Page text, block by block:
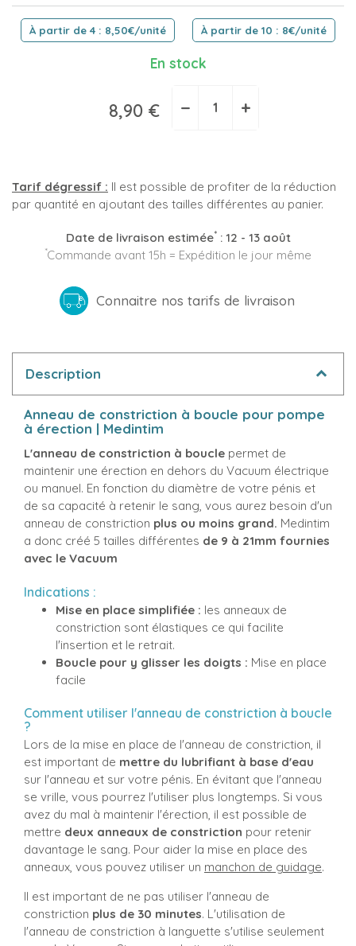
(87 avis)
À partir de 4 : 8,50€/unité À partir de 10 : 8€/unité
En stock
8,90 € − +
Tarif dégressif : Il est possible de profiter de la réduction
par quantité en ajoutant des tailles différentes au panier.
Date de livraison estimée*: 12 - 13 août
*Commande avant 15h = Expédition le jour même
Connaitre nos tarifs de livraison
Description
Anneau de constriction à boucle pour pompe
à érection | Medintim
L'anneau de constriction à boucle permet de
maintenir une érection en dehors du Vacuum électrique
ou manuel. En fonction du diamètre de votre pénis et
de sa capacité à retenir le sang, vous aurez besoin d'un
anneau de constriction plus ou moins grand. Medintim
a donc créé 5 tailles différentes de 9 à 21mm fournies
avec le Vacuum
Indications :
Mise en place simplifiée : les anneaux de
constriction sont élastiques ce qui facilite
l'insertion et le retrait.
Boucle pour y glisser les doigts : Mise en place
facile
Comment utiliser l'anneau de constriction à boucle
?
Lors de la mise en place de l'anneau de constriction, il
est important de mettre du lubrifiant à base d'eau
sur l'anneau et sur votre pénis. En évitant que l'anneau
se vrille, vous pourrez l'utiliser plus longtemps. Si vous
avez du mal à maintenir l'érection, il est possible de
mettre deux anneaux de constriction pour retenir
davantage le sang. Pour aider la mise en place des
anneaux, vous pouvez utiliser un manchon de guidage.
Il est important de ne pas utiliser l'anneau de
constriction plus de 30 minutes. L'utilisation de
l'anneau de constriction à languette s'utilise seulement